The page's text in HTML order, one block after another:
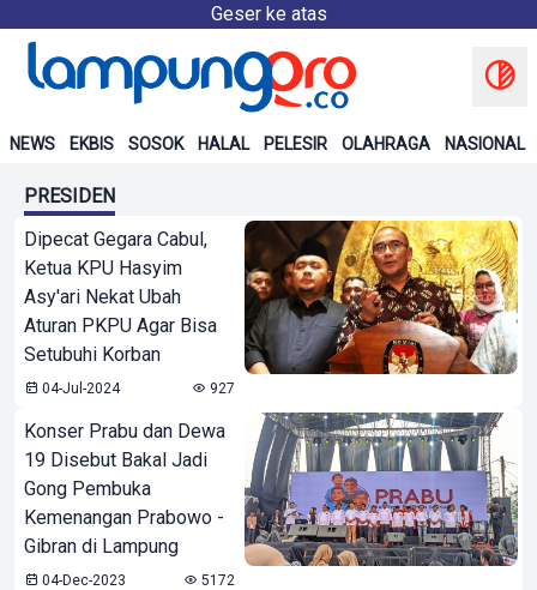
Geser ke atas
NEWS EKBIS SOSOK HALAL PELESIR OLAHRAGA NASIONAL
PRESIDEN
Dipecat Gegara Cabul,
Ketua KPU Hasyim
Asy'ari Nekat Ubah
Aturan PKPU Agar Bisa
Setubuhi Korban
04-Jul-2024 927
Konser Prabu dan Dewa
19 Disebut Bakal Jadi
Gong Pembuka
Kemenangan Prabowo -
Gibran di Lampung
04-Dec-2023 5172